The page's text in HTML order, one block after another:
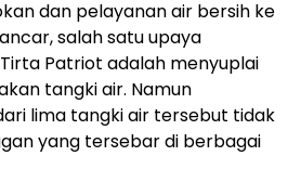
dan pelayanan air bersih ke
salah satu upaya
Patriot adalah menyuplai
tangki air. Namun
lima tangki air tersebut tidak
yang tersebar di berbagai